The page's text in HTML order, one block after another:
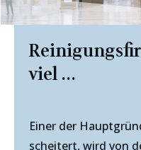
viel ...
Einer der
scheitert, wird von